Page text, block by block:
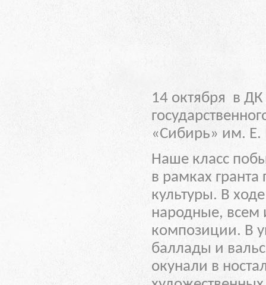
14 октября в ДК
«Сибирь» им. Е.
Наше класс
в рамках гранта
культуры. В
народные, всем
композиции. В
баллады и
окунали в